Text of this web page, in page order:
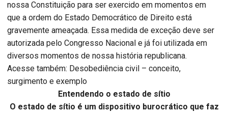
nossa Constituição para ser exercido em momentos em
que a ordem do Estado Democrático de Direito está
gravemente ameaçada. Essa medida de exceção deve ser
autorizada pelo Congresso Nacional e já foi utilizada em
diversos momentos de nossa história republicana.
Acesse também: Desobediência civil – conceito,
surgimento e exemplo
Entendendo o estado de sítio
O estado de sítio é um dispositivo burocrático que faz